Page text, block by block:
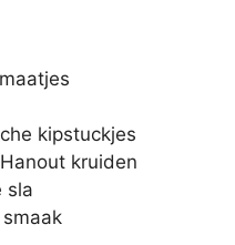
kipstuckjes
kruiden
sla